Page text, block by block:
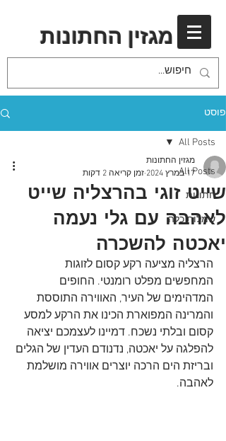
מגזין החתונות
פוסט
All Posts
חתונות
שמלות כלה
All Posts
שייט זוגי בהרצליה שייט
לאהבה עם גלי נעמה
יאכטה להשכרה
מגזין החתונות
17 במרץ 2024
זמן קריאה 2 דקות
הרצליה מציעה רקע קסום לזוגות
המחפשים מפלט רומנטי. החופים
המדהימים של העיר, האווירה התוססת
והמרינה המפוארת הכינו את הרקע למסע
קסום ובלתי נשכח. דמיינו לעצמכם יציאה
להפלגה על יאכטה, נדנודם העדין של הגלים
ובריזת הים הרכה יוצרים אווירה מושלמת
לאהבה.